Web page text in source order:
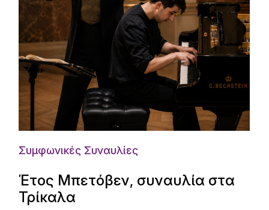
Συμφωνικές Συναυλίες
Έτος Μπετόβεν, συναυλία στα
Τρίκαλα